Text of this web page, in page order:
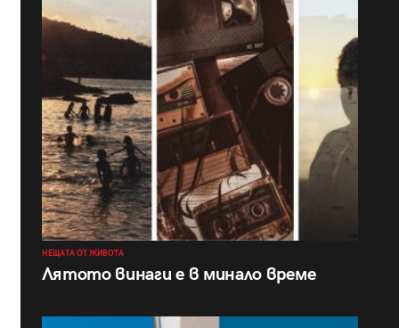
НЕЩАТА ОТ ЖИВОТА
Лятото винаги е в минало време